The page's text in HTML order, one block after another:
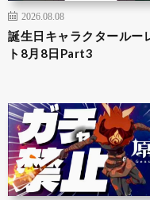
2026.08.08
誕生日キャラクタールー
ト8月8日Part3